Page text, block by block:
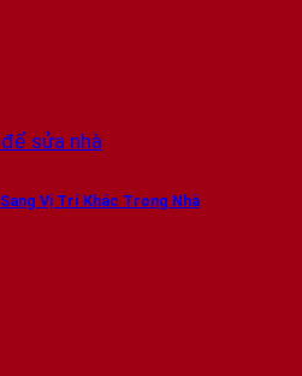
Vị Trí Khác Trong Nhà